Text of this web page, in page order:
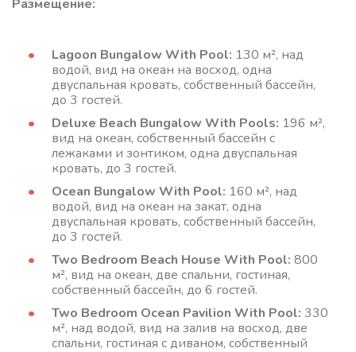
Размещение:
Lagoon Bungalow With Pool: 130 м², над
водой, вид на океан на восход, одна
двуспальная кровать, собственный бассейн,
до 3 гостей.
Deluxe Beach Bungalow With Pools: 196 м²,
вид на океан, собственный бассейн с
лежаками и зонтиком, одна двуспальная
кровать, до 3 гостей.
Ocean Bungalow With Pool: 160 м², над
водой, вид на океан на закат, одна
двуспальная кровать, собственный бассейн,
до 3 гостей.
Two Bedroom Beach House With Pool: 800
м², вид на океан, две спальни, гостиная,
собственный бассейн, до 6 гостей.
Two Bedroom Ocean Pavilion With Pool: 330
м², над водой, вид на залив на восход, две
спальни, гостиная с диваном, собственный